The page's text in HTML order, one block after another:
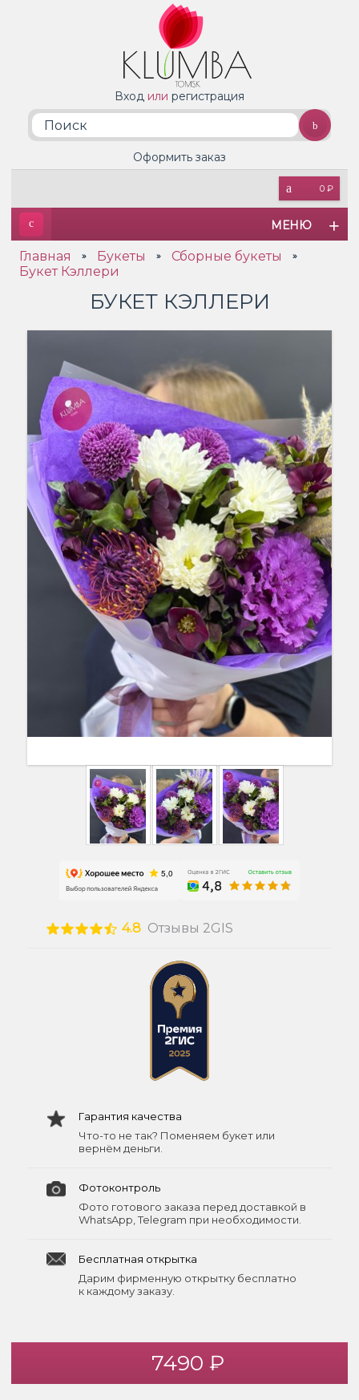
Вход или регистрация
0 ₽
Оформить заказ
МЕНЮ
Главная » Букеты » Сборные букеты »
Букет Кэллери
БУКЕТ КЭЛЛЕРИ
4.8 Отзывы 2GIS
Гарантия качества
Что-то не так? Поменяем букет или
вернём деньги.
Фотоконтроль
Фото готового заказа перед доставкой в
WhatsApp, Telegram при необходимости.
Бесплатная открытка
Дарим фирменную открытку бесплатно
к каждому заказу.
7490 ₽